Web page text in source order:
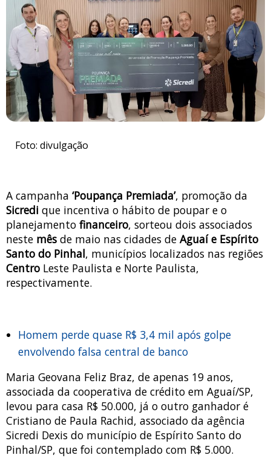
Foto: divulgação
A campanha ‘Poupança Premiada’, promoção da
Sicredi que incentiva o hábito de poupar e o
planejamento financeiro, sorteou dois associados
neste mês de maio nas cidades de Aguaí e Espírito
Santo do Pinhal, municípios localizados nas regiões
Centro Leste Paulista e Norte Paulista,
respectivamente.
Homem perde quase R$ 3,4 mil após golpe
envolvendo falsa central de banco
Maria Geovana Feliz Braz, de apenas 19 anos,
associada da cooperativa de crédito em Aguaí/SP,
levou para casa R$ 50.000, já o outro ganhador é
Cristiano de Paula Rachid, associado da agência
Sicredi Dexis do município de Espírito Santo do
Pinhal/SP, que foi contemplado com R$ 5.000.